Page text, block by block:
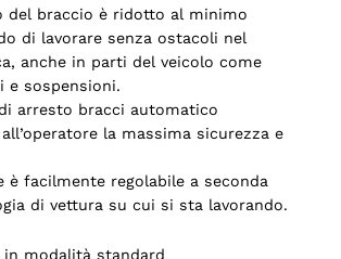
del braccio è ridotto al minimo
di lavorare senza ostacoli nel
anche in parti del veicolo come
e sospensioni.
arresto bracci automatico
la massima sicurezza e
è facilmente regolabile a seconda
di vettura su cui si sta lavorando.
in modalità standard